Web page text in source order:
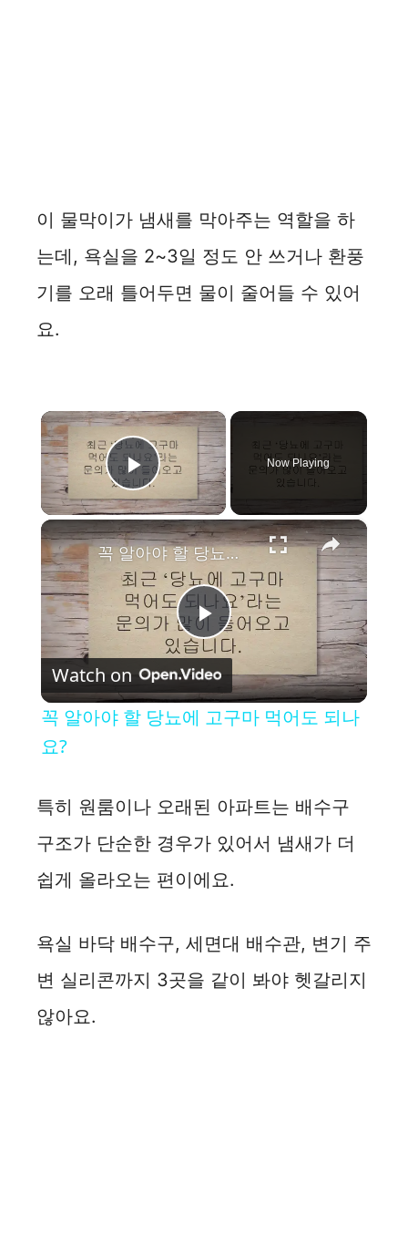
이 물막이가 냄새를 막아주는 역할을 하
는데, 욕실을 2~3일 정도 안 쓰거나 환풍
기를 오래 틀어두면 물이 줄어들 수 있어
요.
×
Play Video
Now Playing
×
P
l
y
V
d
꼭 알아야 할 당뇨에 고구마 먹어도 되나요?
Watch on
꼭 알아야 할 당뇨에 고구마 먹어도 되나
요?
특히 원룸이나 오래된 아파트는 배수구
구조가 단순한 경우가 있어서 냄새가 더
쉽게 올라오는 편이에요.
욕실 바닥 배수구, 세면대 배수관, 변기 주
변 실리콘까지 3곳을 같이 봐야 헷갈리지
않아요.